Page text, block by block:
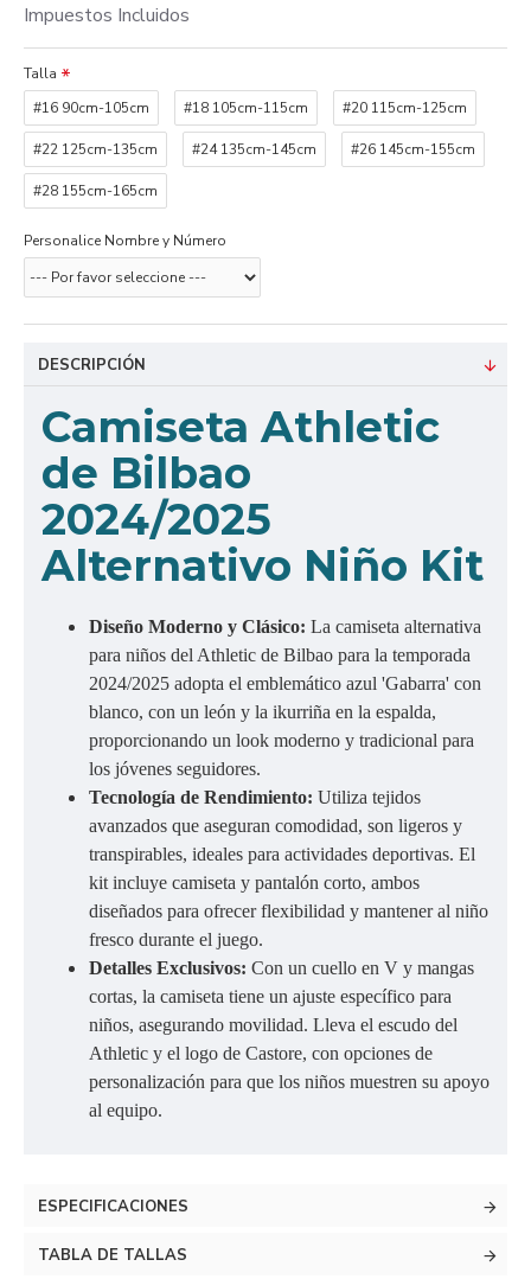
Impuestos Incluidos
Talla
#16 90cm-105cm
#18 105cm-115cm #20 115cm-125cm
#22 125cm-135cm #24 135cm-145cm #26 145cm-155cm
#28 155cm-165cm
Personalice Nombre y Número
DESCRIPCIÓN
Camiseta Athletic
de Bilbao
2024/2025
Alternativo Niño Kit
Diseño Moderno y Clásico: La camiseta alternativa
para niños del Athletic de Bilbao para la temporada
2024/2025 adopta el emblemático azul 'Gabarra' con
blanco, con un león y la ikurriña en la espalda,
proporcionando un look moderno y tradicional para
los jóvenes seguidores.
Tecnología de Rendimiento: Utiliza tejidos
avanzados que aseguran comodidad, son ligeros y
transpirables, ideales para actividades deportivas. El
kit incluye camiseta y pantalón corto, ambos
diseñados para ofrecer flexibilidad y mantener al niño
fresco durante el juego.
Detalles Exclusivos: Con un cuello en V y mangas
cortas, la camiseta tiene un ajuste específico para
niños, asegurando movilidad. Lleva el escudo del
Athletic y el logo de Castore, con opciones de
personalización para que los niños muestren su apoyo
al equipo.
ESPECIFICACIONES
TABLA DE TALLAS